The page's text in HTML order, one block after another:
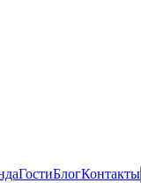
ГостиБлогКонтакты